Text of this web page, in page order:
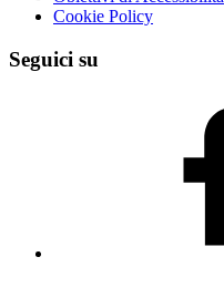
Cookie Policy
Seguici su